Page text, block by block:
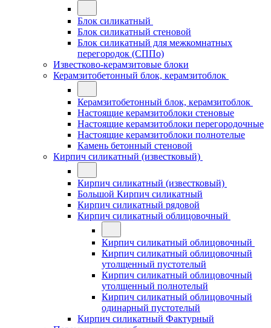
Блок силикатный
Блок силикатный стеновой
Блок силикатный для межкомнатных
перегородок (СППо)
Известково-керамзитовые блоки
Керамзитобетонный блок, керамзитоблок
Керамзитобетонный блок, керамзитоблок
Настоящие керамзитоблоки стеновые
Настоящие керамзитоблоки перегородочные
Настоящие керамзитоблоки полнотелые
Камень бетонный стеновой
Кирпич силикатный (известковый)
Кирпич силикатный (известковый)
Большой Кирпич силикатный
Кирпич силикатный рядовой
Кирпич силикатный облицовочный
Кирпич силикатный облицовочный
Кирпич силикатный облицовочный
утолщенный пустотелый
Кирпич силикатный облицовочный
утолщенный полнотелый
Кирпич силикатный облицовочный
одинарный пустотелый
Кирпич силикатный Фактурный